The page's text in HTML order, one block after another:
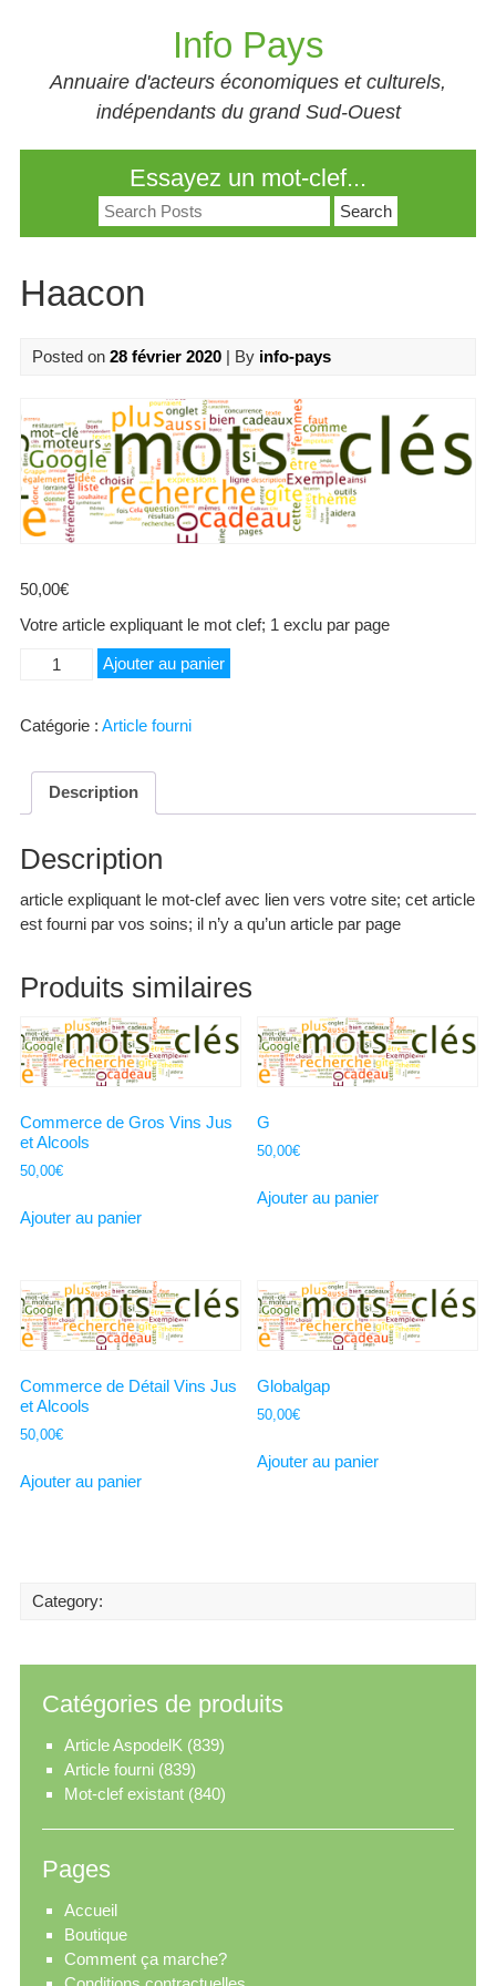
Info Pays
Annuaire d'acteurs économiques et culturels,
indépendants du grand Sud-Ouest
Essayez un mot-clef...
Search
for:
Haacon
Posted on 28 février 2020| By info-pays
50,00€
Votre article expliquant le mot clef; 1 exclu par page
quantité
Ajouter au panier
Catégorie : Article fourni
Description
Description
article expliquant le mot-clef avec lien vers votre site; cet article
est fourni par vos soins; il n’y a qu’un article par page
Produits similaires
Commerce de Gros Vins Jus
et Alcools
50,00€
Ajouter au panier
G
50,00€
Ajouter au panier
Commerce de Détail Vins Jus
et Alcools
50,00€
Ajouter au panier
Globalgap
50,00€
Ajouter au panier
Category:
Catégories de produits
Article AspodelK (839)
Article fourni (839)
Mot-clef existant (840)
Pages
Accueil
Boutique
Comment ça marche?